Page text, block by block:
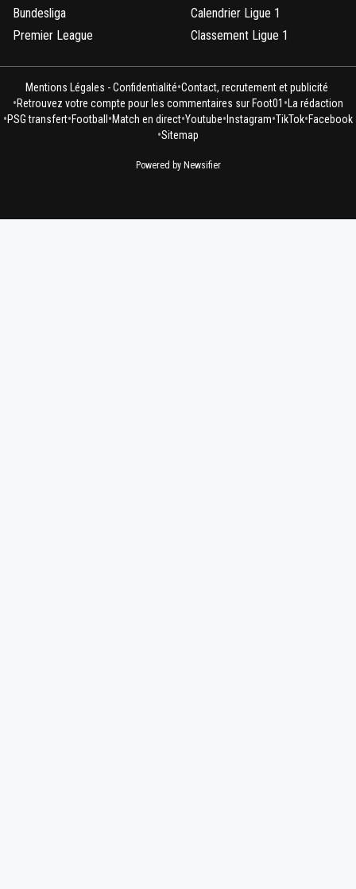
Bundesliga
Premier League
Calendrier Ligue 1
Classement Ligue 1
Mentions Légales - Confidentialité•Contact, recrutement et publicité
•Retrouvez votre compte pour les commentaires sur Foot01 •La rédaction
•PSG transfert•Football •Match en direct•Youtube• Instagram•TikTok•Facebook
•Sitemap
Powered by Newsifier